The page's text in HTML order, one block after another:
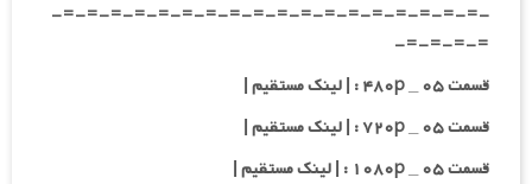
-=-=-=-=-=-=-=-=-=-=-=-=-=-=-=-=-=-=-
=-=-=-=-
قسمت ۰۵ _ ۴۸۰p : | لینک مستقیم |
قسمت ۰۵ _ ۷۲۰p : | لینک مستقیم |
قسمت ۰۵ _ ۱۰۸۰p : | لینک مستقیم |